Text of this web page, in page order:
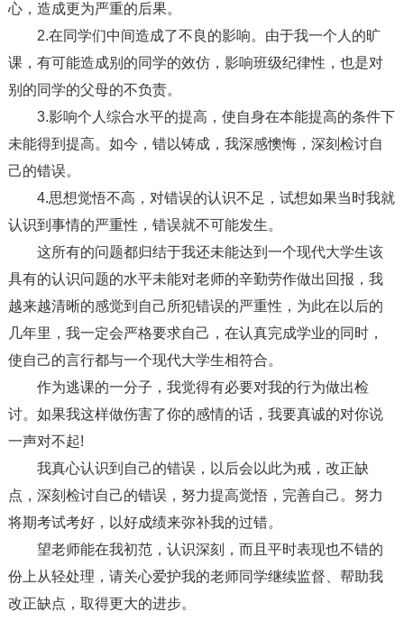
心，造成更为严重的后果。
2.在同学们中间造成了不良的影响。由于我一个人的旷
课，有可能造成别的同学的效仿，影响班级纪律性，也是对
别的同学的父母的不负责。
3.影响个人综合水平的提高，使自身在本能提高的条件下
未能得到提高。如今，错以铸成，我深感懊悔，深刻检讨自
己的错误。
4.思想觉悟不高，对错误的认识不足，试想如果当时我就
认识到事情的严重性，错误就不可能发生。
这所有的问题都归结于我还未能达到一个现代大学生该
具有的认识问题的水平未能对老师的辛勤劳作做出回报，我
越来越清晰的感觉到自己所犯错误的严重性，为此在以后的
几年里，我一定会严格要求自己，在认真完成学业的同时，
使自己的言行都与一个现代大学生相符合。
作为逃课的一分子，我觉得有必要对我的行为做出检
讨。如果我这样做伤害了你的感情的话，我要真诚的对你说
一声对不起!
我真心认识到自己的错误，以后会以此为戒，改正缺
点，深刻检讨自己的错误，努力提高觉悟，完善自己。努力
将期考试考好，以好成绩来弥补我的过错。
望老师能在我初范，认识深刻，而且平时表现也不错的
份上从轻处理，请关心爱护我的老师同学继续监督、帮助我
改正缺点，取得更大的进步。